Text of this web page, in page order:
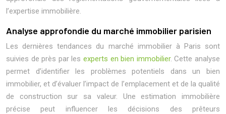
l’expertise immobilière.
Analyse approfondie du marché immobilier parisien
Les dernières tendances du marché immobilier à Paris sont
suivies de près par les experts en bien immobilier. Cette analyse
permet d’identifier les problèmes potentiels dans un bien
immobilier, et d’évaluer l’impact de l’emplacement et de la qualité
de construction sur sa valeur. Une estimation immobilière
précise peut influencer les décisions des prêteurs